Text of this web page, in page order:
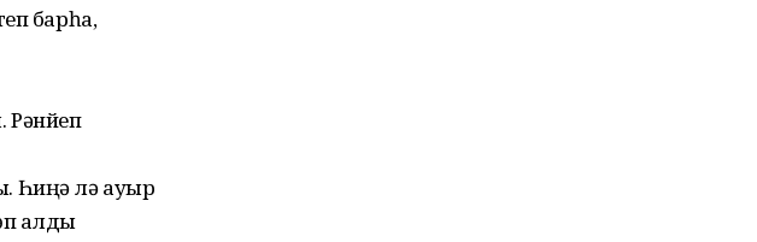
барһа,
Һиңә лә ауыр
алды